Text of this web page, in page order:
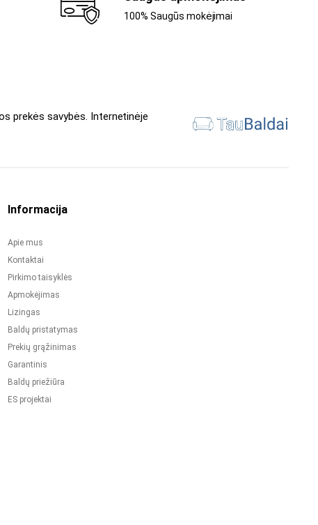
100% Saugūs mokėjimai
prekės savybės. Internetinėje
Informacija
Apie mus
Kontaktai
Pirkimo taisyklės
Apmokėjimas
Lizingas
Baldų pristatymas
Prekių grąžinimas
Garantinis
Baldų priežiūra
ES projektai